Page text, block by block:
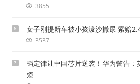
3855
6 女子刚提新车被小孩泼沙撒尿 索赔
3537
7
韬定律让中国芯片逆袭！华为警告：
烦